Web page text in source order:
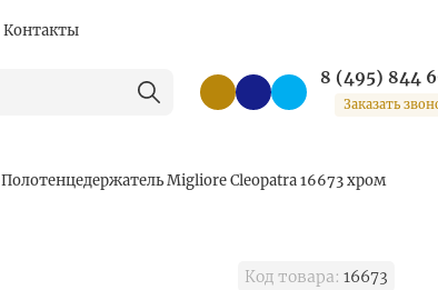
Контакты
8 (495) 844
Заказать
Полотенцедержатель Migliore Cleopatra 16673 хром
Код товара: 16673